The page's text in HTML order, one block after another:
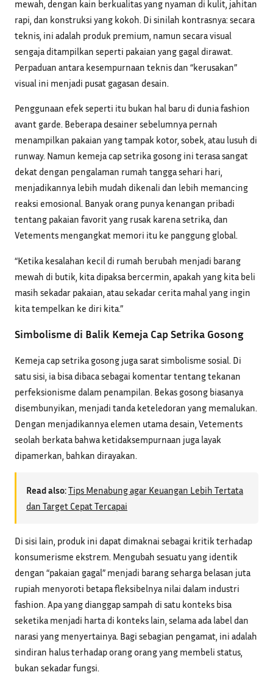
mewah, dengan kain berkualitas yang nyaman di kulit, jahitan
rapi, dan konstruksi yang kokoh. Di sinilah kontrasnya: secara
teknis, ini adalah produk premium, namun secara visual
sengaja ditampilkan seperti pakaian yang gagal dirawat.
Perpaduan antara kesempurnaan teknis dan “kerusakan”
visual ini menjadi pusat gagasan desain.
Penggunaan efek seperti itu bukan hal baru di dunia fashion
avant garde. Beberapa desainer sebelumnya pernah
menampilkan pakaian yang tampak kotor, sobek, atau lusuh di
runway. Namun kemeja cap setrika gosong ini terasa sangat
dekat dengan pengalaman rumah tangga sehari hari,
menjadikannya lebih mudah dikenali dan lebih memancing
reaksi emosional. Banyak orang punya kenangan pribadi
tentang pakaian favorit yang rusak karena setrika, dan
Vetements mengangkat memori itu ke panggung global.
“Ketika kesalahan kecil di rumah berubah menjadi barang
mewah di butik, kita dipaksa bercermin, apakah yang kita beli
masih sekadar pakaian, atau sekadar cerita mahal yang ingin
kita tempelkan ke diri kita.”
Simbolisme di Balik Kemeja Cap Setrika Gosong
Kemeja cap setrika gosong juga sarat simbolisme sosial. Di
satu sisi, ia bisa dibaca sebagai komentar tentang tekanan
perfeksionisme dalam penampilan. Bekas gosong biasanya
disembunyikan, menjadi tanda keteledoran yang memalukan.
Dengan menjadikannya elemen utama desain, Vetements
seolah berkata bahwa ketidaksempurnaan juga layak
dipamerkan, bahkan dirayakan.
Read also:Tips Menabung agar Keuangan Lebih Tertata
dan Target Cepat Tercapai
Di sisi lain, produk ini dapat dimaknai sebagai kritik terhadap
konsumerisme ekstrem. Mengubah sesuatu yang identik
dengan “pakaian gagal” menjadi barang seharga belasan juta
rupiah menyoroti betapa fleksibelnya nilai dalam industri
fashion. Apa yang dianggap sampah di satu konteks bisa
seketika menjadi harta di konteks lain, selama ada label dan
narasi yang menyertainya. Bagi sebagian pengamat, ini adalah
sindiran halus terhadap orang orang yang membeli status,
bukan sekadar fungsi.